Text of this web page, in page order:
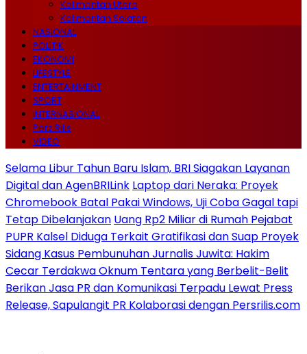
Kalimantan Utara
Kalimantan Selatan
NASIONAL
POLITIK
EKONOMI
LIFESTYLE
ENTERTAINMENT
SPORT
INTERNASIONAL
Pers Rilis
VIDEO
Selama Libur Tahun Baru Islam, BRI Siagakan Layanan
Digital dan AgenBRILink Laptop dari Neraka: Proyek
Chromebook Batal Pakai Windows, Uji Coba Gagal tapi
Tetap Dibelanjakan Uang Rp2 Miliar di Rumah Pejabat
PUPR Kalsel Diduga Terkait Gratifikasi dan Suap Proyek
Sidang Kasus Pembunuhan Jurnalis Juwita: Hakim
Cecar Terdakwa Oknum Tentara yang Berbelit-Belit
Berikan Jasa PR dan Komunikasi Terpadu Lewat Press
Release, Sapulangit PR Kolaborasi dengan Persrilis.com